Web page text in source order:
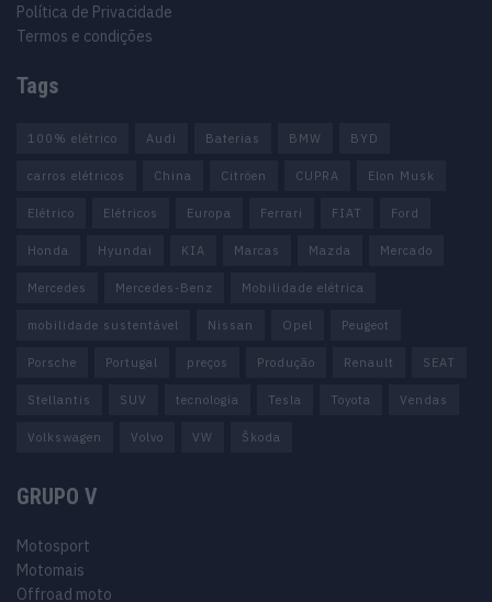
Política de Privacidade
Termos e condições
Tags
100% elétrico Audi Baterias BMW BYD
carros elétricos China Citröen CUPRA Elon Musk
Elétrico Elétricos Europa Ferrari FIAT Ford
Honda Hyundai KIA Marcas Mazda Mercado
Mercedes Mercedes-Benz Mobilidade elétrica
mobilidade sustentável Nissan Opel Peugeot
Porsche Portugal preços Produção Renault SEAT
Stellantis SUV tecnologia Tesla Toyota Vendas
Volkswagen Volvo VW Škoda
GRUPO V
Motosport
Motomais
Offroad moto